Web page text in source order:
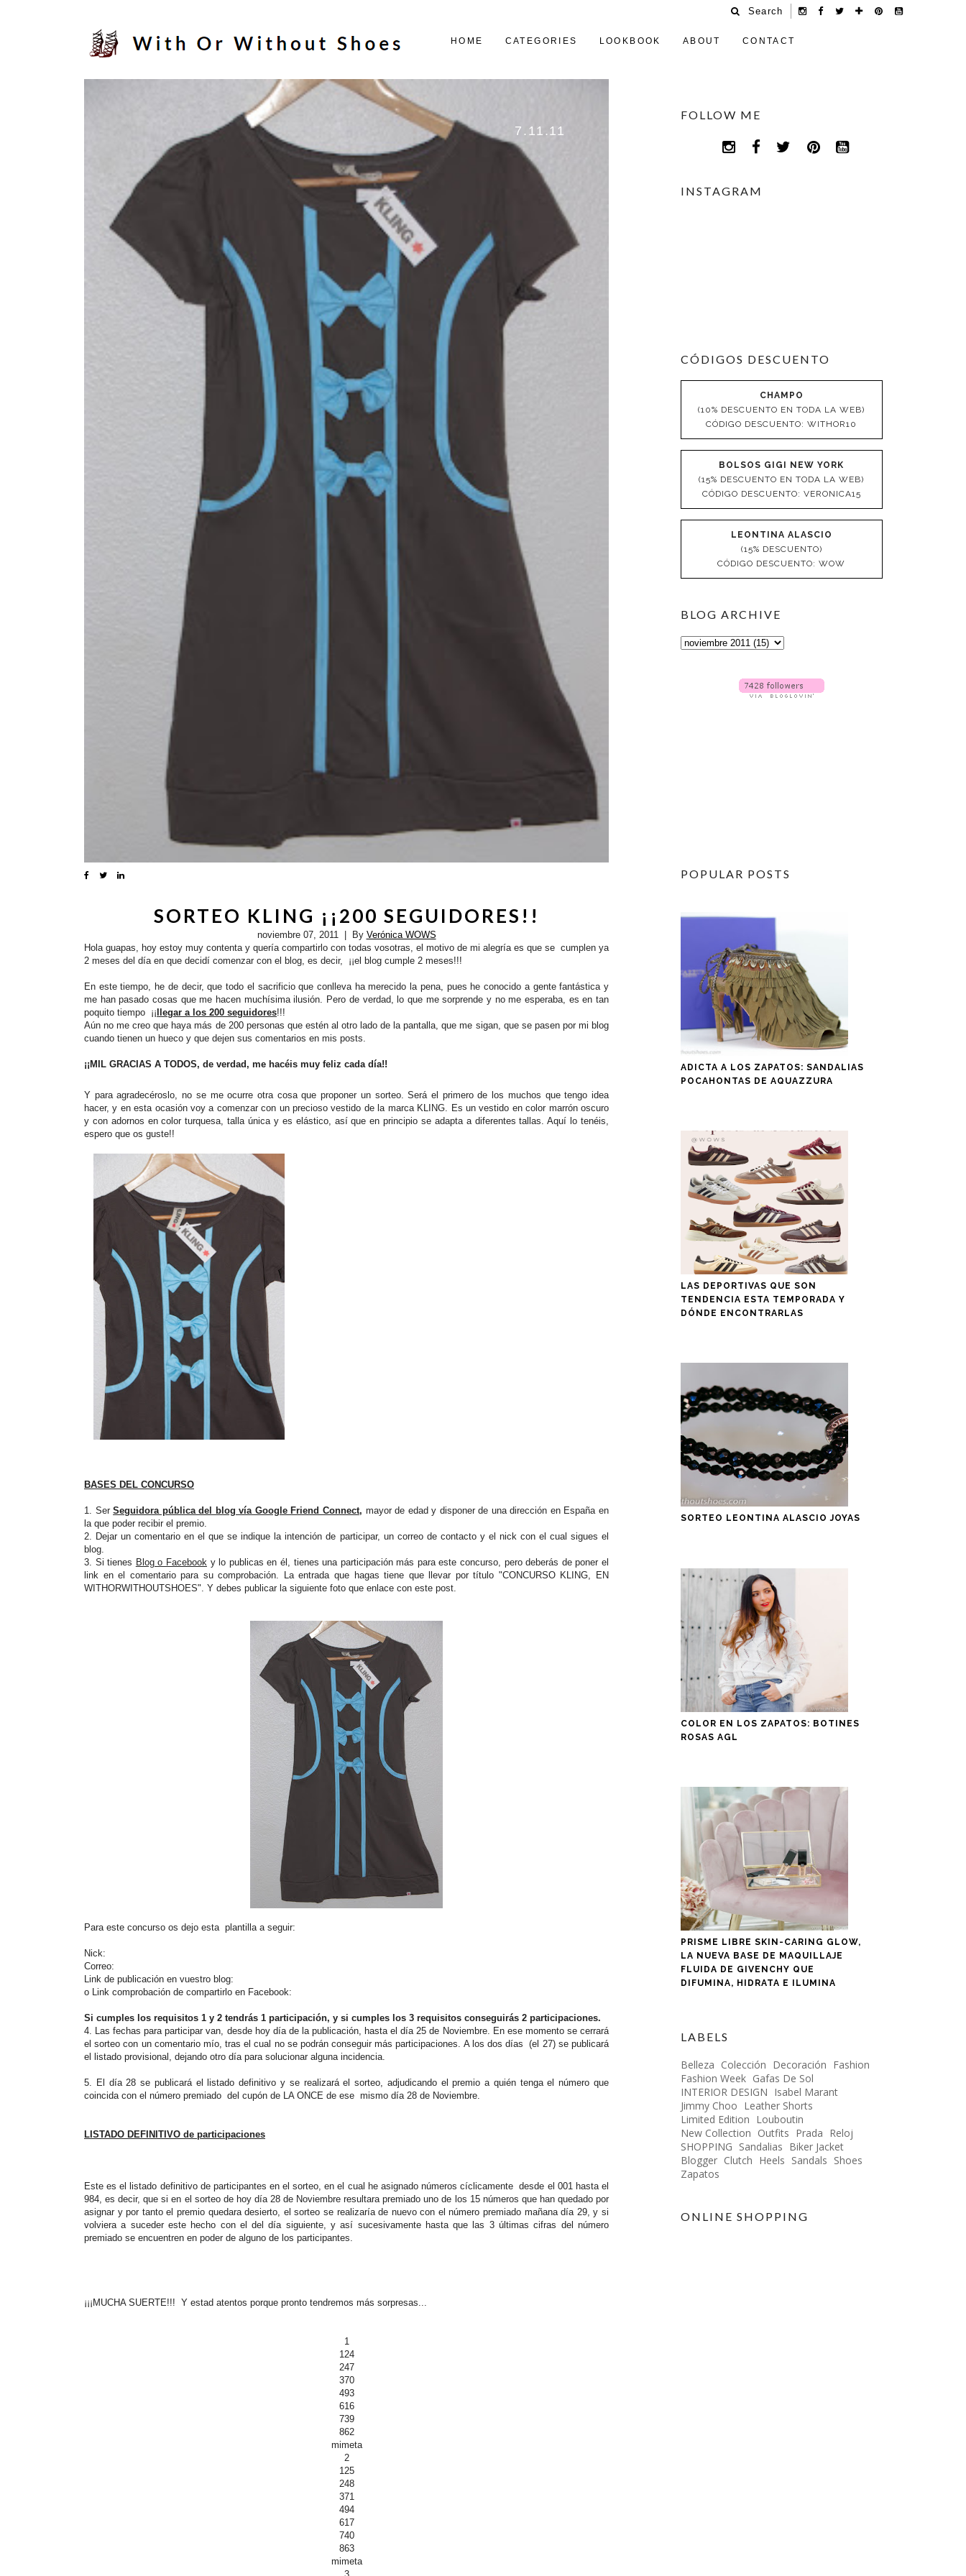
Search
HOME CATEGORIES LOOKBOOK ABOUT CONTACT
7.11.11
SORTEO KLING ¡¡200 SEGUIDORES!!
noviembre 07, 2011 | By Verónica WOWS
Hola guapas, hoy estoy muy contenta y quería compartirlo con todas vosotras, el motivo de mi alegría es que se cumplen ya
2 meses del día en que decidí comenzar con el blog, es decir, ¡¡el blog cumple 2 meses!!!
En este tiempo, he de decir, que todo el sacrificio que conlleva ha merecido la pena, pues he conocido a gente fantástica y
me han pasado cosas que me hacen muchísima ilusión. Pero de verdad, lo que me sorprende y no me esperaba, es en tan
poquito tiempo ¡¡llegar a los 200 seguidores!!!
Aún no me creo que haya más de 200 personas que estén al otro lado de la pantalla, que me sigan, que se pasen por mi blog
cuando tienen un hueco y que dejen sus comentarios en mis posts.
¡¡MIL GRACIAS A TODOS, de verdad, me hacéis muy feliz cada día!!
Y para agradecéroslo, no se me ocurre otra cosa que proponer un sorteo. Será el primero de los muchos que tengo idea
hacer, y en esta ocasión voy a comenzar con un precioso vestido de la marca KLING. Es un vestido en color marrón oscuro
y con adornos en color turquesa, talla única y es elástico, así que en principio se adapta a diferentes tallas. Aquí lo tenéis,
espero que os guste!!
BASES DEL CONCURSO
1. SerSeguidora pública del blog vía Google Friend Connect, mayor de edad y disponer de una dirección en España en
la que poder recibir el premio.
2. Dejar un comentario en el que se indique la intención de participar, un correo de contacto y el nick con el cual sigues el
blog.
3. Si tienes Blog o Facebooky lo publicas en él, tienes una participación más para este concurso, pero deberás de poner el
link en el comentario para su comprobación. La entrada que hagas tiene que llevar por título "CONCURSO KLING, EN
WITHORWITHOUTSHOES". Y debes publicar la siguiente foto que enlace con este post.
Para este concurso os dejo esta plantilla a seguir:
Nick:
Correo:
Link de publicación en vuestro blog:
o Link comprobación de compartirlo en Facebook:
Si cumples los requisitos 1 y 2 tendrás 1 participación, y si cumples los 3 requisitos conseguirás 2 participaciones.
4. Las fechas para participar van, desde hoy día de la publicación, hasta el día 25 de Noviembre. En ese momento se cerrará
el sorteo con un comentario mío, tras el cual no se podrán conseguir más participaciones. A los dos días (el 27) se publicará
el listado provisional, dejando otro día para solucionar alguna incidencia.
5. El día 28 se publicará el listado definitivo y se realizará el sorteo, adjudicando el premio a quién tenga el número que
coincida con el número premiado del cupón de LA ONCE de ese mismo día 28 de Noviembre.
LISTADO DEFINITIVO de participaciones
Este es el listado definitivo de participantes en el sorteo, en el cual he asignado números cíclicamente desde el 001 hasta el
984, es decir, que si en el sorteo de hoy día 28 de Noviembre resultara premiado uno de los 15 números que han quedado por
asignar y por tanto el premio quedara desierto, el sorteo se realizaría de nuevo con el número premiado mañana día 29, y si
volviera a suceder este hecho con el del día siguiente, y así sucesivamente hasta que las 3 últimas cifras del número
premiado se encuentren en poder de alguno de los participantes.
¡¡¡MUCHA SUERTE!!! Y estad atentos porque pronto tendremos más sorpresas...
1
124
247
370
493
616
739
862
mimeta
2
125
248
371
494
617
740
863
mimeta
FOLLOW ME
INSTAGRAM
CÓDIGOS DESCUENTO
CHAMPO
(10% DESCUENTO EN TODA LA WEB)
CÓDIGO DESCUENTO: WITHOR10
BOLSOS GIGI NEW YORK
(15% DESCUENTO EN TODA LA WEB)
CÓDIGO DESCUENTO: VERONICA15
LEONTINA ALASCIO
(15% DESCUENTO)
CÓDIGO DESCUENTO: WOW
BLOG ARCHIVE
POPULAR POSTS
ADICTA A LOS ZAPATOS: SANDALIAS
POCAHONTAS DE AQUAZZURA
LAS DEPORTIVAS QUE SON
TENDENCIA ESTA TEMPORADA Y
DÓNDE ENCONTRARLAS
SORTEO LEONTINA ALASCIO JOYAS
COLOR EN LOS ZAPATOS: BOTINES
ROSAS AGL
PRISME LIBRE SKIN-CARING GLOW,
LA NUEVA BASE DE MAQUILLAJE
FLUIDA DE GIVENCHY QUE
DIFUMINA, HIDRATA E ILUMINA
LABELS
Belleza Colección Decoración Fashion
Fashion Week Gafas De Sol
INTERIOR DESIGN Isabel Marant
Jimmy Choo Leather Shorts
Limited Edition Louboutin
New Collection Outfits Prada Reloj
SHOPPING Sandalias Biker Jacket
Blogger Clutch Heels Sandals Shoes
Zapatos
ONLINE SHOPPING